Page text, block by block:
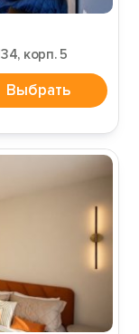
корп. 5
Выбрать